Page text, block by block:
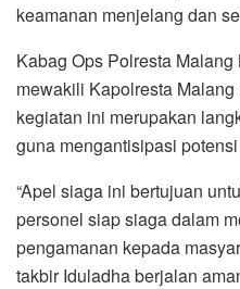
keamanan menjelang dan
Kabag Ops Polresta
mewakili Kapolresta
kegiatan ini merupakan
guna mengantisipasi
“Apel siaga ini bertujuan
personel siap siaga dalam
pengamanan kepada
takbir Iduladha berjalan